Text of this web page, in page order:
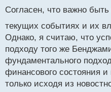
й
о
с
Согласен, что важно
текущих событиях и их
Однако, я считаю, что
подходу того же
фундаментального
финансового состояния и
только исходя из